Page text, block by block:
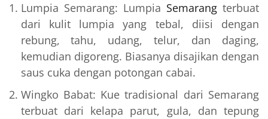
Lumpia Semarang: Lumpia Semarangterbuat
dari kulit lumpia yang tebal, diisi dengan
rebung, tahu, udang, telur, dan daging,
kemudian digoreng. Biasanya disajikan dengan
saus cuka dengan potongan cabai.
Wingko Babat: Kue tradisional dari Semarang
terbuat dari kelapa parut, gula, dan tepung